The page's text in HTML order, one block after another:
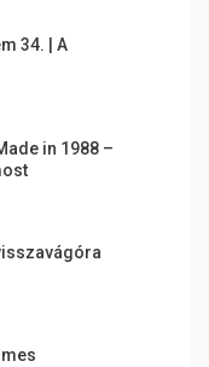
34. | A
in 1988 –